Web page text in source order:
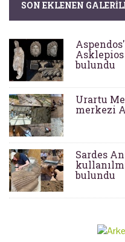
SON EKLENEN
bulundu
Urartu
merkezi
Sardes
bulundu